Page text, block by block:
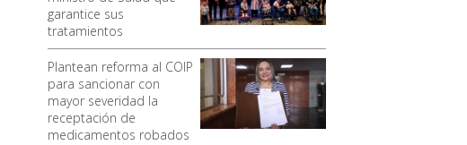
garantice sus
tratamientos
Plantean reforma al COIP
para sancionar con
mayor severidad la
receptación de
medicamentos robados